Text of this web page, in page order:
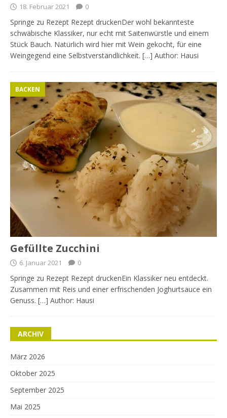
18. Februar 2021 0
Springe zu Rezept Rezept druckenDer wohl bekannteste
schwäbische Klassiker, nur echt mit Saitenwürstle und einem
Stück Bauch. Natürlich wird hier mit Wein gekocht, für eine
Weingegend eine Selbstverständlichkeit. […] Author: Hausi
Gefüllte Zucchini
BACKEN
6. Januar 2021 0
Springe zu Rezept Rezept druckenEin Klassiker neu entdeckt.
Zusammen mit Reis und einer erfrischenden Joghurtsauce ein
Genuss. […] Author: Hausi
ARCHIV
März 2026
Oktober 2025
September 2025
Mai 2025